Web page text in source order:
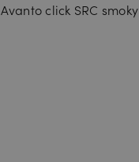
Avanto click SRC smoky